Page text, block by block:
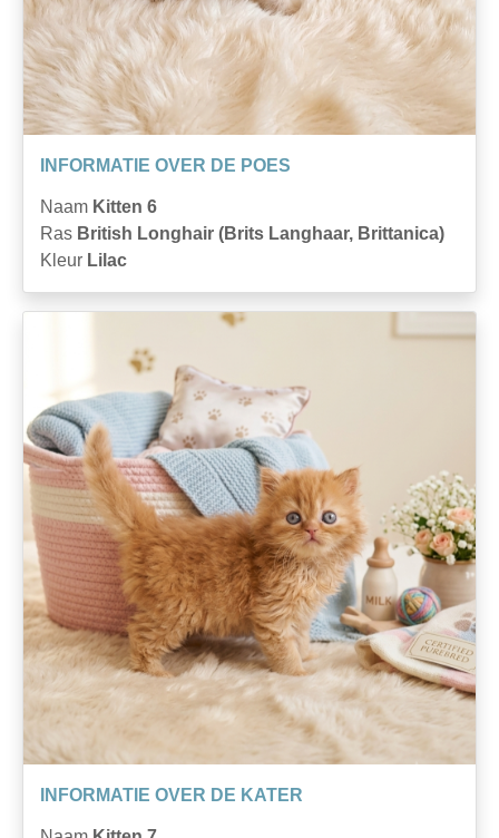
INFORMATIE OVER DE POES
Naam Kitten 6
Ras British Longhair (Brits Langhaar, Brittanica)
Kleur Lilac
INFORMATIE OVER DE KATER